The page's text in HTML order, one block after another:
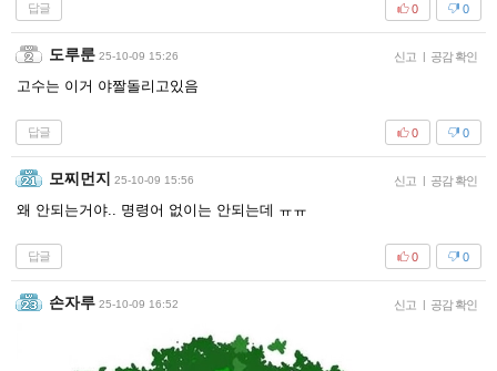
답글 0
0
도루룬 25-10-09 15:26 신고 | 공감 확인
고수는 이거 야짤돌리고있음
답글 0
0
모찌먼지 25-10-09 15:56 신고 | 공감 확인
왜 안되는거야.. 명령어 없이는 안되는데 ㅠㅠ
답글 0
0
손자루 25-10-09 16:52 신고 | 공감 확인